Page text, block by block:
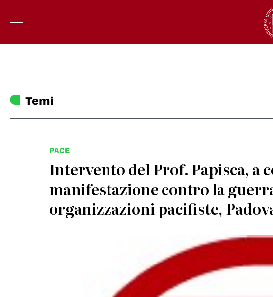
Temi
PACE
Intervento del Prof. Papisca, a
manifestazione contro la
organizzazioni paciﬁste,